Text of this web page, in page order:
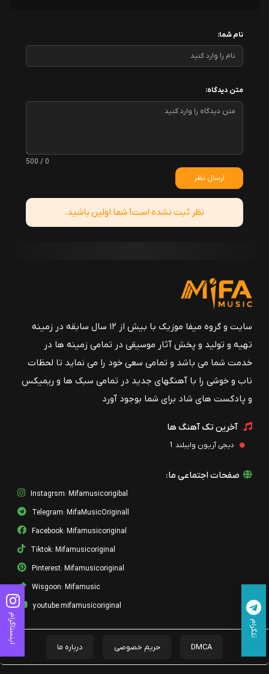
نام شما:
متن دیدگاه:
0 / 500
ارسال نظر
نظر ثبت نشده است! شما اولین باشید.
سایت و گروه میفا موزیک با بیش از ۱۲ سال سابقه در زمینه
تهیه و تولید و پخش آثار موسیقی در تمامی زمینه ها در
خدمت شما می باشد و تمامی سعی خود را می نماید تا لحظات
ناب و خوشی را با آهنگهای جدید در تمامی سبک ها و ریمیکس
و پادکست های شاد برای شما بوجود آورد
آخرین تک آهنگ ها
دیجی آریون وایبلند 1
صفحات اجتماعی ما:
Instagrsm: Mifamusicorigibal
Telegram: MifaMusicOriginall
Facebook: Mifamusicoriginal
Tiktok: Mifamusicoriginal
Pinterest: Mifamusicoriginal
Wisgoon: Mifamusic
youtube:mifamusicoriginal
DMCA حریم خصوصی درباره ما
اینستاگرام تلگرام